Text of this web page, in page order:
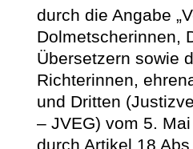
durch die Angabe
Dolmetscherinnen,
Übersetzern sowie
Richterinnen,
und Dritten
– JVEG) vom 5.
durch Artikel 18